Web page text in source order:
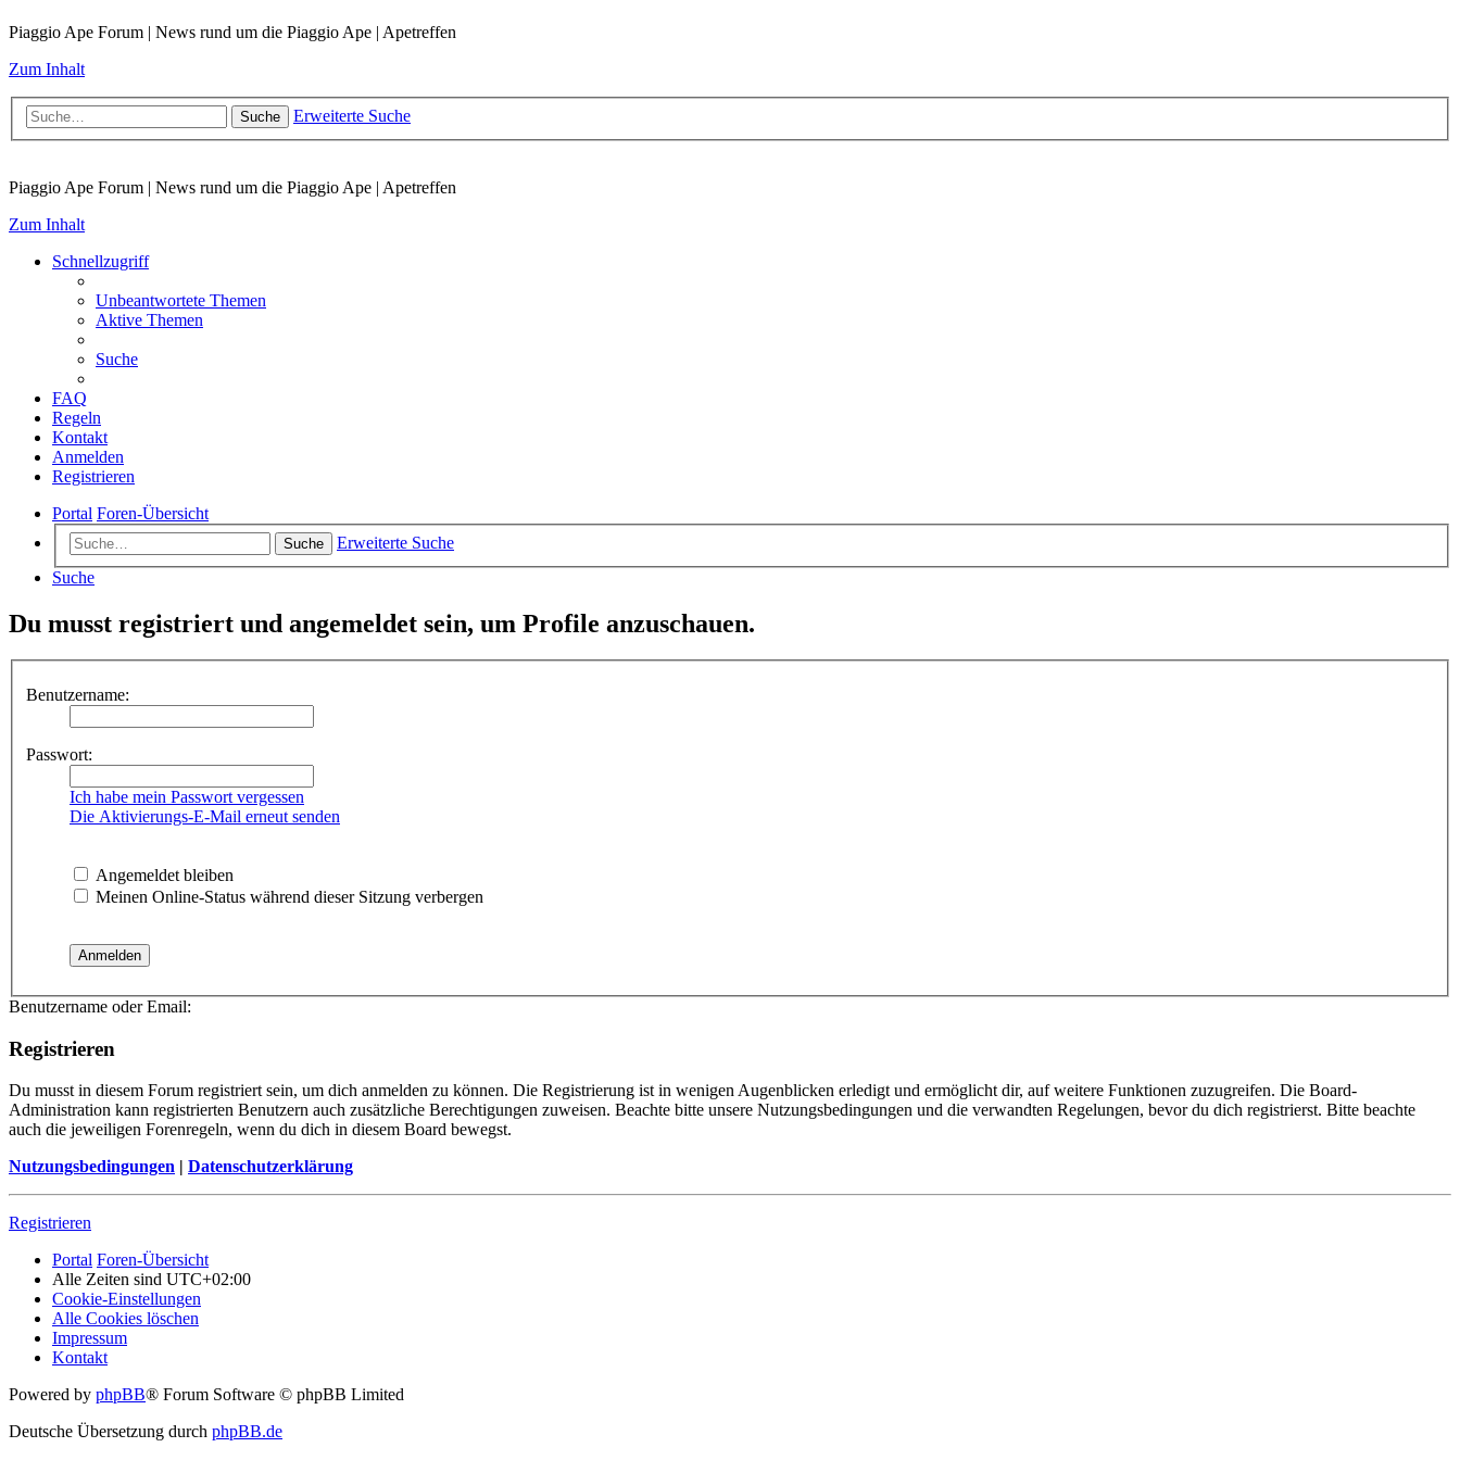
Piaggio Ape Forum | News rund um die Piaggio Ape | Apetreffen
Zum Inhalt
Suche Erweiterte Suche
Piaggio Ape Forum | News rund um die Piaggio Ape | Apetreffen
Zum Inhalt
Schnellzugriff
Unbeantwortete Themen
Aktive Themen
Suche
FAQ
Regeln
Kontakt
Anmelden
Registrieren
Portal Foren-Übersicht
Suche
Erweiterte Suche
Suche
Du musst registriert und angemeldet sein, um Profile anzuschauen.
Benutzername:
Passwort:
Ich habe mein Passwort vergessen
Die Aktivierungs-E-Mail erneut senden
Angemeldet bleiben
Meinen Online-Status während dieser Sitzung verbergen
Benutzername oder Email:
Registrieren
Du musst in diesem Forum registriert sein, um dich anmelden zu können. Die Registrierung ist in wenigen Augenblicken erledigt und ermöglicht dir, auf weitere Funktionen zuzugreifen. Die Board-
Administration kann registrierten Benutzern auch zusätzliche Berechtigungen zuweisen. Beachte bitte unsere Nutzungsbedingungen und die verwandten Regelungen, bevor du dich registrierst. Bitte beachte
auch die jeweiligen Forenregeln, wenn du dich in diesem Board bewegst.
Nutzungsbedingungen
Datenschutzerklärung
Registrieren
Portal Foren-Übersicht
Alle Zeiten sind UTC+02:00
Cookie-Einstellungen
Alle Cookies löschen
Impressum
Kontakt
Powered by phpBB® Forum Software © phpBB Limited
Deutsche Übersetzung durch phpBB.de